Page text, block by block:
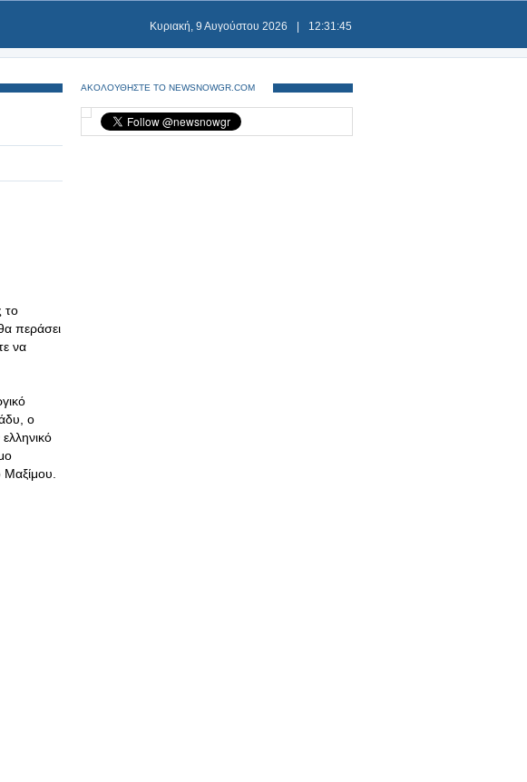
Κυριακή, 9 Αυγούστου 2026 12:31:45
το
περάσει
να
ο
ΑΚΟΛΟΥΘΗΣΤΕ ΤΟ NEWSNOWGR.COM